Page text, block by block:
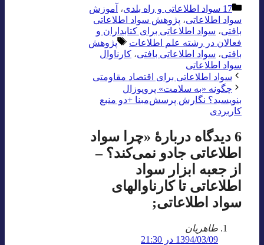
دسته‌ها
17 سواد اطلاعاتی و راه بلدی ، آموزش
سواد اطلاعاتی، پژوهش سواد اطلاعاتی
بافتی، سواد اطلاعاتی برای کتابداران و
فعالان در رشته علم اطلاعات
برچسب‌ها
پژوهش
بافتی، سواد اطلاعاتی بافتی، کارناوال
سواد اطلاعاتی
سواد اطلاعاتی برای اقتصاد مقاومتی
چگونه «به سلامت» پروپوزال
بنویسید؟ نگارش پرسش‌مبنا +دو منبع
کاربردی
6 دیدگاه دربارهٔ «چرا سواد
اطلاعاتی جادو نمی‌کند؟ –
از جعبه ابزار سواد
اطلاعاتی تا کارناوالهای
سواد اطلاعاتی;
طاهریان
1394/03/09 در 21:30